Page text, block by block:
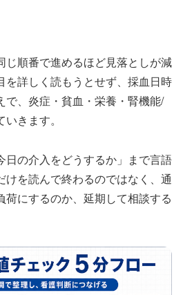
じ順番で進めるほど見落としが減
を詳しく読もうとせず、採血日時
で、炎症・貧血・栄養・腎機能/
きます。
日の介入をどうするか」まで言語
けを読んで終わるのではなく、通
荷にするのか、延期して相談する